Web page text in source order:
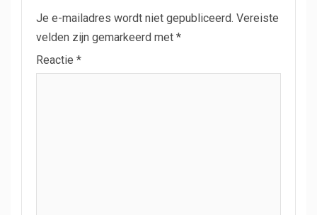
Je e-mailadres wordt niet gepubliceerd. Vereiste
velden zijn gemarkeerd met *
Reactie *